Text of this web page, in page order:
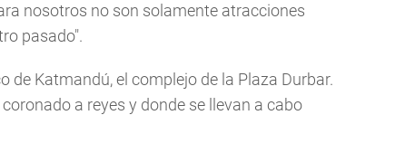
nosotros no son solamente atracciones
pasado".
Katmandú, el complejo de la Plaza Durbar.
a reyes y donde se llevan a cabo